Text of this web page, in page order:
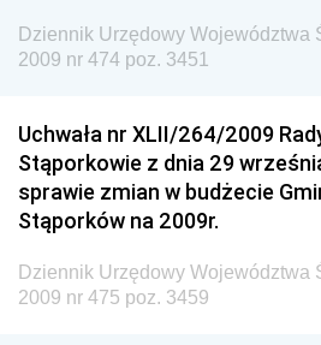
Społecznej
Dziennik Urzędowy Ministra
Dziennik Urzędowy Ministra
Budownictwa
Dziennik Urzędowy Ministra
Dziennik Urzędowy Ministra
Dziennik Urzędowy Województwa
2009 nr 474 poz. 3451
Uchwała nr XLII/264/2009
Stąporkowie z dnia 29
sprawie zmian w budżecie
Stąporków na 2009r.
Dziennik Urzędowy Województwa
2009 nr 475 poz. 3459